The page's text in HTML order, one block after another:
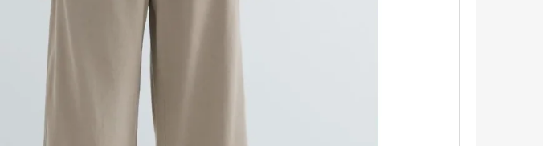
MUSTANG PÁNSKÉ TRIKO S KRÁTKÝM